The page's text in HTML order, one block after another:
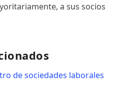
a sus socios
de sociedades laborales